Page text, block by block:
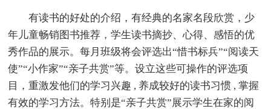
有读书的好处的介绍，有经典的名家名段欣赏，少
年儿童畅销图书推荐，学生读书摘抄、心得、感悟的优
秀作品的展示。每月班级将会评选出“惜书标兵”“阅读天
使”“小作家”“亲子共赏”等。设立这些可操作的评选项
目，重激发他们的学习兴趣 , 养成较好的读书习惯 , 掌握
有效的学习方法。特别是“亲子共赏”展示学生在家的阅